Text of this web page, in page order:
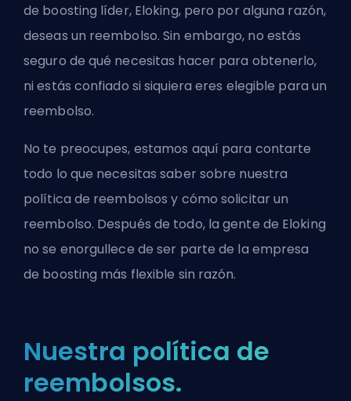
de boosting líder, Eloking, pero por alguna razón,
deseas un reembolso. Sin embargo, no estás
seguro de qué necesitas hacer para obtenerlo,
ni estás confiado si siquiera eres elegible para un
reembolso.
No te preocupes, estamos aquí para contarte
todo lo que necesitas saber sobre nuestra
política de reembolsos y cómo solicitar un
reembolso. Después de todo, la gente de Eloking
no se enorgullece de ser parte de la empresa
de boosting más flexible sin razón.
Nuestra política de
reembolsos.